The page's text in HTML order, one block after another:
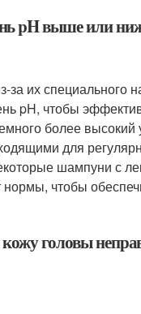
pH выше или
их специального
pH, чтобы
более
для
шампуни с
чтобы
головы